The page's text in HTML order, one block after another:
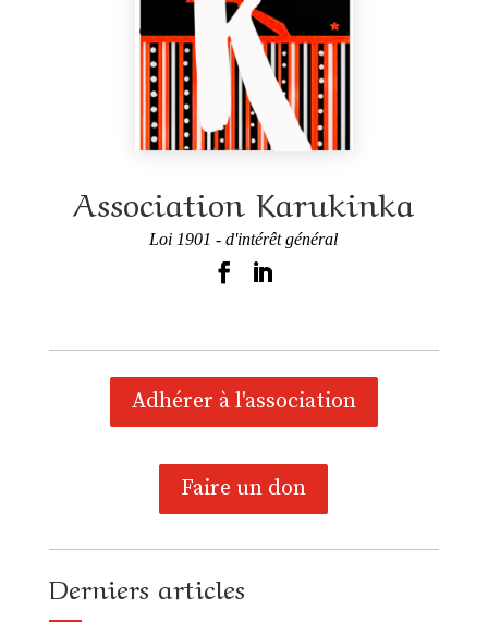
Association Karukinka
Loi 1901 - d'intérêt général
Adhérer à l'association
Faire un don
Derniers articles